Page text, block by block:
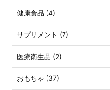
健康食品 (4)
サプリメント (7)
医療衛生品 (2)
おもちゃ (37)